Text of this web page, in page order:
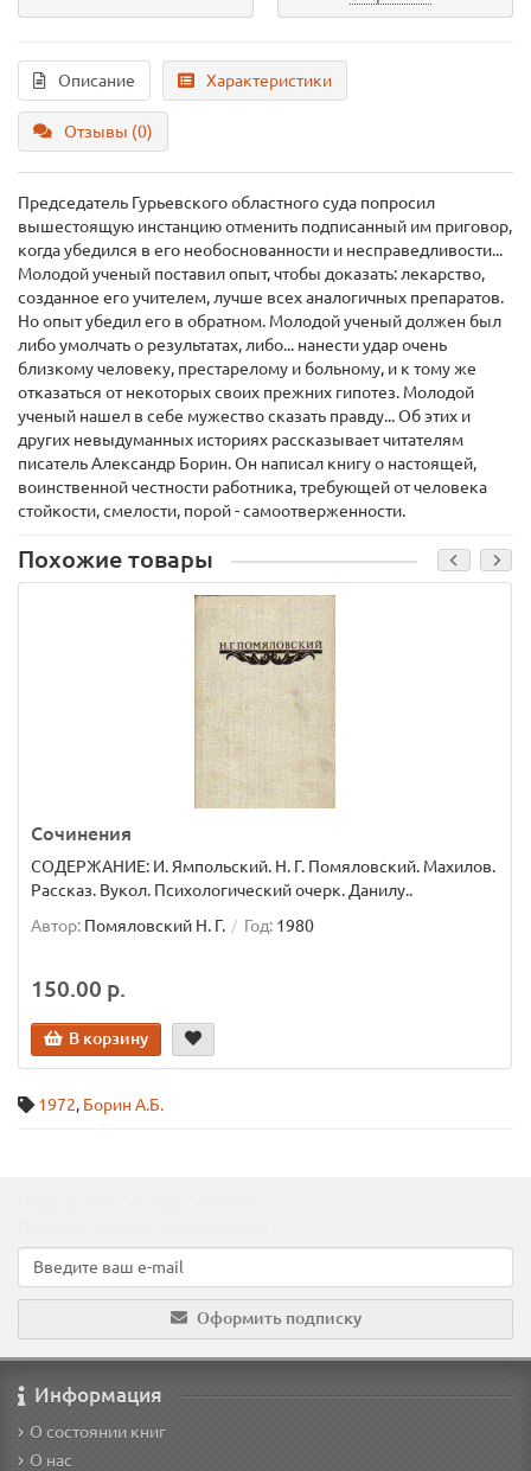
Описание Характеристики
Отзывы (0)
Председатель Гурьевского областного суда попросил
вышестоящую инстанцию отменить подписанный им приговор,
когда убедился в его необоснованности и несправедливости...
Молодой ученый поставил опыт, чтобы доказать: лекарство,
созданное его учителем, лучше всех аналогичных препаратов.
Но опыт убедил его в обратном. Молодой ученый должен был
либо умолчать о результатах, либо... нанести удар очень
близкому человеку, престарелому и больному, и к тому же
отказаться от некоторых своих прежних гипотез. Молодой
ученый нашел в себе мужество сказать правду... Об этих и
других невыдуманных историях рассказывает читателям
писатель Александр Борин. Он написал книгу о настоящей,
воинственной честности работника, требующей от человека
стойкости, смелости, порой - самоотверженности.
Похожие товары
Сочинения
СОДЕРЖАНИЕ: И. Ямпольский. Н. Г. Помяловский. Махилов.
Рассказ. Вукол. Психологический очерк. Данилу..
Автор: Помяловский Н. Г. Год: 1980
150.00 р.
В корзину
1972, Борин А.Б.
Оформить подписку
Информация
О состоянии книг
О нас